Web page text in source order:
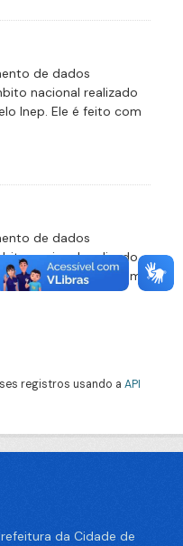
de dados
nacional realizado
Inep. Ele é feito com
de dados
nacional realizado
Inep. Ele é feito com
registros usando a API
da Cidade de